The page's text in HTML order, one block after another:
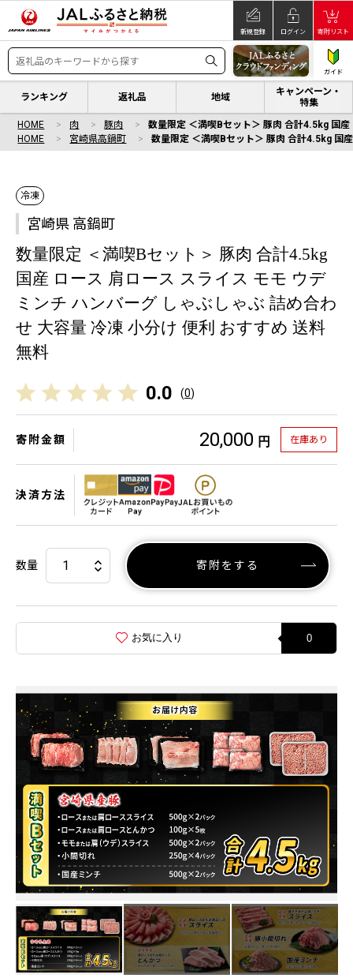
新規登録 ログイン 寄附リスト
ガイド
ランキング 返礼品 地域
キャンペーン・
特集
HOME 肉 豚肉
数量限定 ＜満喫Bセット＞ 豚肉 合計4.5kg 国
HOME
宮崎県高鍋町 数量限定 ＜満喫Bセット＞ 豚肉 合計4.5kg 国
冷凍
宮崎県 高鍋町
数量限定 ＜満喫Bセット＞ 豚肉 合計4.5kg
国産 ロース 肩ロース スライス モモ ウデ
ミンチ ハンバーグ しゃぶしゃぶ 詰め合わ
せ 大容量 冷凍 小分け 便利 おすすめ 送料
無料
0.0 (0)
寄附金額 20,000 円 在庫あり
決済方法
数量 寄附をする
お気に入り 0